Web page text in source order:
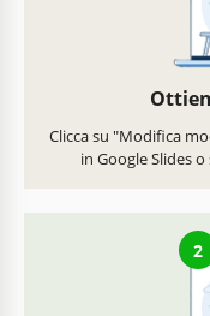
Clicca su "Modifica
in Google Slides
2